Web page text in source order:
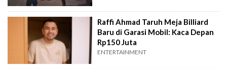
Raffi Ahmad Taruh Meja Billiard
Baru di Garasi Mobil: Kaca Depan
Rp150 Juta
ENTERTAINMENT